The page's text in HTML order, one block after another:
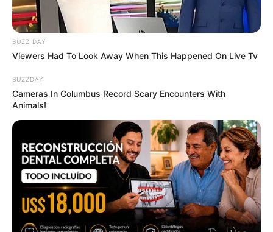
กระทงหลงทาง
อันนี้เป็นของแถม…อิอิท่านที่กำลัง
เลือก หรือ ไม่ได้อยากเลือก หรือ ถูกบังคับให้เลือก กระทง
หลงทางนี้ ท่านเป็นคนที่ กำลังสับสนในจิตใจ มองโลกติด
จะลบอยู่สักหน่อย ขี้เหงา เจ้าน้ำตา อาจไม่กล้าแสดงออก
แต่ชอบแอบร้องไห้ เป็นคนที่รู้สึกยึดติดกับความผิดหวัง
ว้าเหว่ ไม่อยากจะสนใจวันลอย กระทง เพราะไม่รู้จะไปลอย
กับใคร ซึ่งจริงๆแล้ว วันนี้ถูกจัดขึ้นเพื่อการขอขมาสิ่ง
ศักดิ์สิทธิ์ เป็นประเพณี เพื่อความสนุกสนาน และอนุรักษ์
วัฒนธรรมไทยก็เท่านั้นเอง ดังนั้นแล้ว แม้นไม่ได้ออกมา
ลอย กระทง แต่จงอย่าทำให้เค้าหลงทางเลย เพราะคุณค่า
อยู่ที่ใจ อย่าให้หลงไปเพราะเราไม่รู้ว่าใจอยู่ที่ไหน ตามหาใจ
ให้เจอเพื่อคุณค่าที่คู่ควรนะครับ
BUZZ DAY
Viewers Had To Look Away When This Happened On Live Tv
BUZZDAY
Cameras In Columbus Record Scary Encounters With
Animals!